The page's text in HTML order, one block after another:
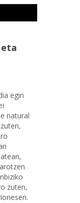
eta
egin
natural
zuten,